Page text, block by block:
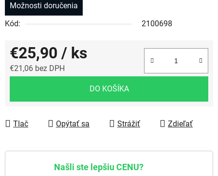
Možnosti doručenia
Kód:
2100698
€25,90 / ks
€21,06 bez DPH
DO KOŠÍKA
Tlač Opýtať sa Strážiť Zdieľať
Našli ste lepšiu CENU?